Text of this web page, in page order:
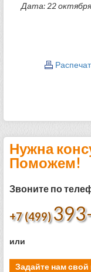
Дата: 22
Нужна
Поможем!
Звоните по
+7 (499)
или
Задайте нам